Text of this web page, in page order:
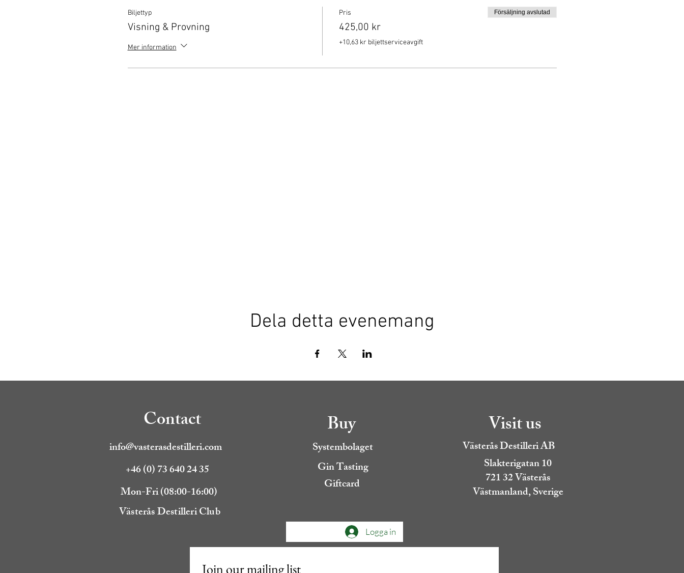
Biljettyp
Visning & Provning
Mer information
Pris
425,00 kr
+10,63 kr biljettserviceavgift
Försäljning avslutad
Dela detta evenemang
Contact
info@vasterasdestilleri.com
+46 (0) 73 640 24 35
Mon-Fri (08:00-16:00)
Buy
Systembolaget
Gin Tasting
Giftcard
Visit us
Västerås Destilleri AB
Slakterigatan 10
721 32 Västerås
Västmanland, Sverige
Västerås Destilleri Club
Logga in
Join our mailing list